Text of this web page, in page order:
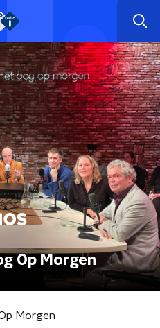
Op Morgen
Morgen